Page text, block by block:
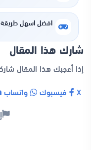
افضل اسهل
شارك هذا المقال
إذا أعجبك هذا المقال
فيسبوك واتساب